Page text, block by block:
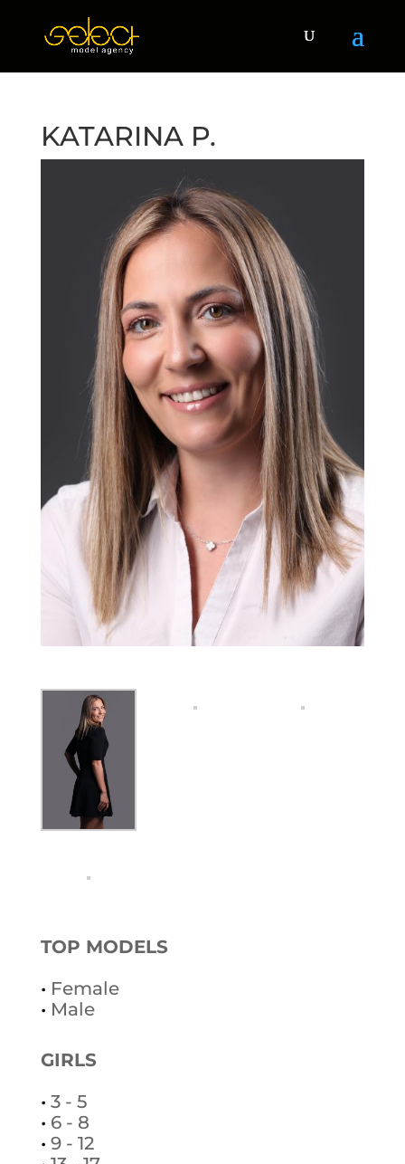
KATARINA P.
TOP MODELS
• Female
• Male
GIRLS
• 3 - 5
• 6 - 8
• 9 - 12